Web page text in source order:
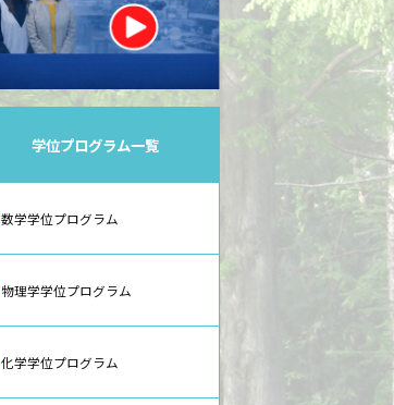
学位プログラム一覧
数学学位プログラム
物理学学位プログラム
化学学位プログラム